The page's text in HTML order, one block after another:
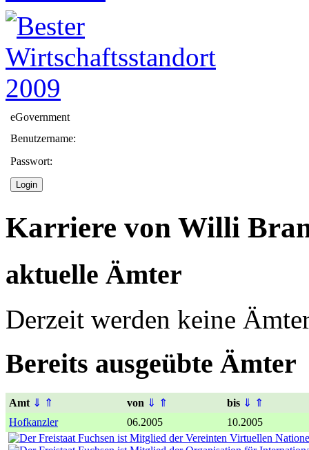
eGovernment
Benutzername:
Passwort:
Karriere von Willi
aktuelle Ämter
Derzeit werden keine
Bereits ausgeübte Ämter
Amt ⇓ ⇑ von ⇓ ⇑ bis ⇓ ⇑
Hofkanzler
06.2005 10.2005